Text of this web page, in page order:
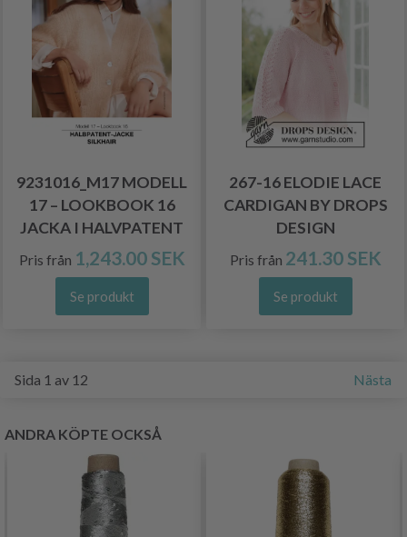
9231016_M17 MODELL
17 – LOOKBOOK 16
JACKA I HALVPATENT
Pris från 1,243.00 SEK
Se produkt
267-16 ELODIE LACE
CARDIGAN BY DROPS
DESIGN
Pris från 241.30 SEK
Se produkt
Sida 1 av 12 Nästa
ANDRA KÖPTE OCKSÅ